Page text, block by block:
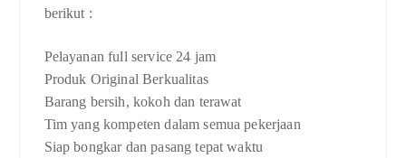
berikut :
Pelayanan full service 24 jam
Produk Original Berkualitas
Barang bersih, kokoh dan terawat
Tim yang kompeten dalam semua pekerjaan
Siap bongkar dan pasang tepat waktu